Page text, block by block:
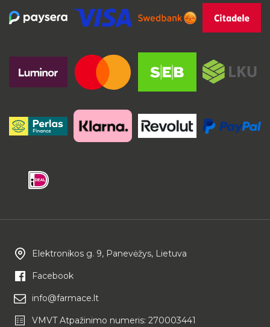
Elektronikos g. 9, Panevėžys, Lietuva
Facebook
info@farmace.lt
VMVT Atpažinimo numeris: 270003441